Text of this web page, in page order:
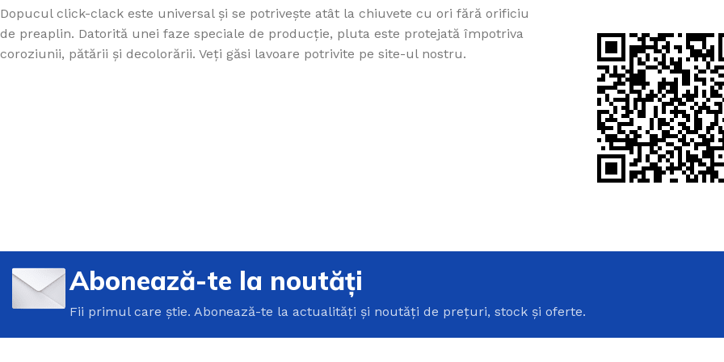
Cazi din acril
Dopucul click-clack este universal și se potrivește atât la chiuvete cu ori fără orificiu
de preaplin. Datorită unei faze speciale de producție, pluta este protejată împotriva
coroziunii, pătării și decolorării. Veți găsi lavoare potrivite pe site-ul nostru.
Abonează-te la noutăți
Fii primul care știe. Abonează-te la actualități și noutăți de prețuri, stock și oferte.